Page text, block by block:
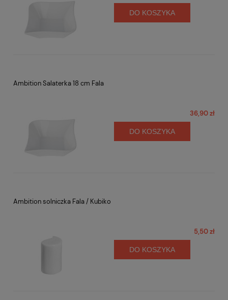
DO KOSZYKA
Ambition Salaterka 18 cm Fala
36,90 zł
DO KOSZYKA
Ambition solniczka Fala / Kubiko
5,50 zł
DO KOSZYKA